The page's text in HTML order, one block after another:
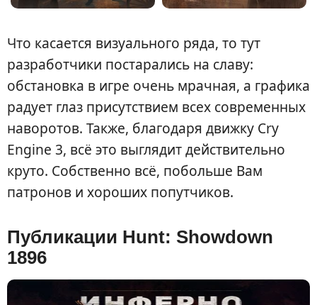
Что касается визуального ряда, то тут
разработчики постарались на славу:
обстановка в игре очень мрачная, а графика
радует глаз присутствием всех современных
наворотов. Также, благодаря движку Cry
Engine 3, всё это выглядит действительно
круто. Собственно всё, побольше Вам
патронов и хороших попутчиков.
Публикации Hunt: Showdown
1896